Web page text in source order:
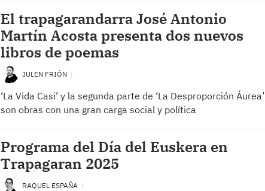
El trapagarandarra José Antonio
Martín Acosta presenta dos nuevos
libros de poemas
JULEN FRIÓN
‘La Vida Casi’ y la segunda parte de ‘La Desproporción Áurea’
son obras con una gran carga social y política
Programa del Día del Euskera en
Trapagaran 2025
RAQUEL ESPAÑA